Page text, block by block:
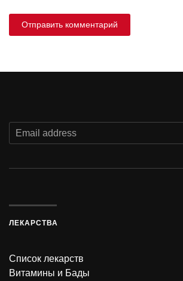
Отправить комментарий
ЛЕКАРСТВА
Список лекарств
Витамины и Бады